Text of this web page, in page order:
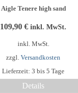
Aigle Tenere high sand
109,90 € inkl. MwSt.
inkl. MwSt.
zzgl. Versandkosten
Lieferzeit: 3 bis 5 Tage
Details